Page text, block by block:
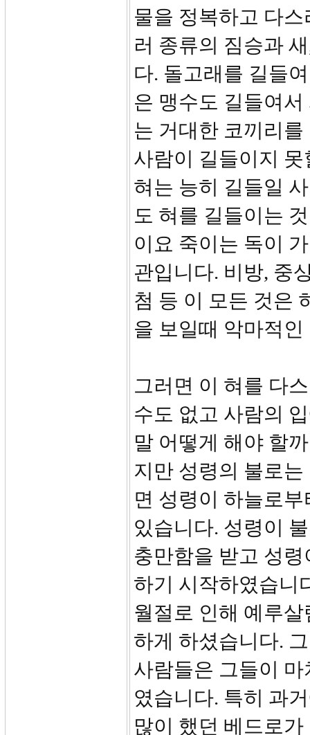
물을 정복하고 다
러 종류의 짐승과
다. 돌고래를 길들
은 맹수도 길들여
는 거대한 코끼리
사람이 길들이지
혀는 능히 길들일
도 혀를 길들이는
이요 죽이는 독이
관입니다. 비방, 중
첨 등 이 모든 것은
을 보일때 악마적
그러면 이 혀를 다
수도 없고 사람의
말 어떻게 해야 할
지만 성령의 불로
면 성령이 하늘로
있습니다. 성령이
충만함을 받고 성
하기 시작하였습니
월절로 인해 예루
하게 하셨습니다.
사람들은 그들이
였습니다. 특히 과
많이 했던 베드로